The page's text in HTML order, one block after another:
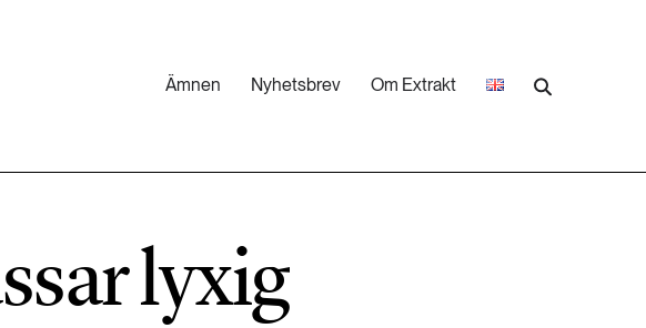
Ämnen Nyhetsbrev Om Extrakt
Landsbygd
lyxig